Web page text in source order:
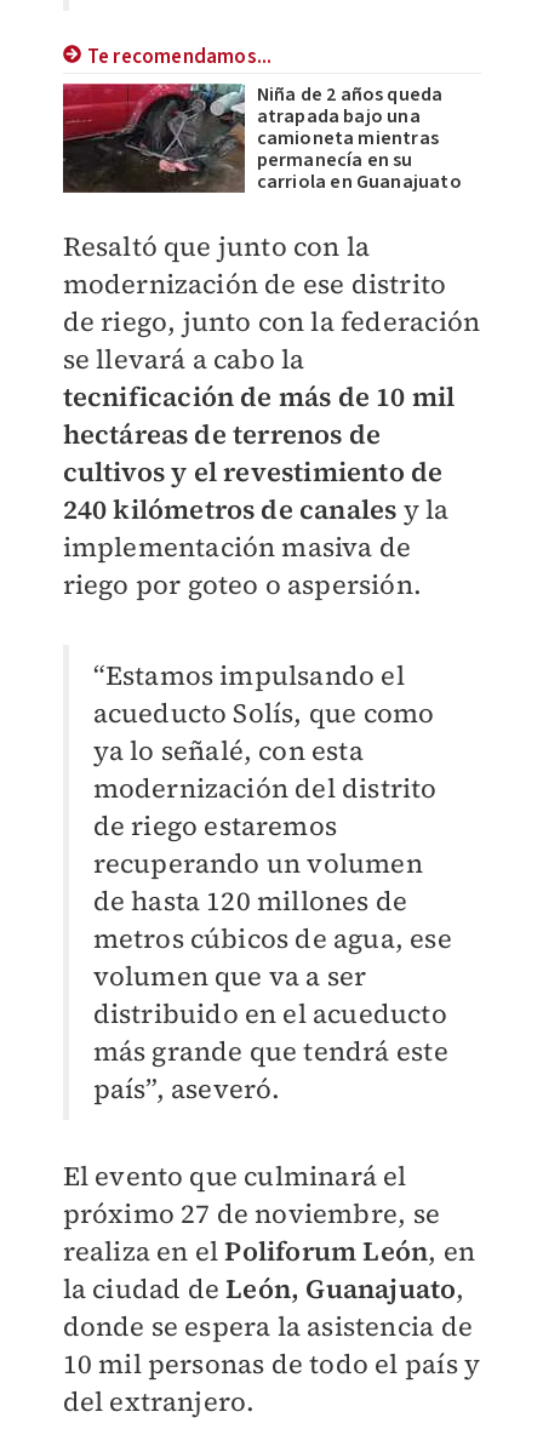
Te recomendamos...
Niña de 2 años queda
atrapada bajo una
camioneta mientras
permanecía en su
carriola en Guanajuato
Resaltó que junto con la
modernización de ese distrito
de riego, junto con la federación
se llevará a cabo la
tecnificación de más de 10 mil
hectáreas de terrenos de
cultivos y el revestimiento de
240 kilómetros de canales y la
implementación masiva de
riego por goteo o aspersión.
“Estamos impulsando el
acueducto Solís, que como
ya lo señalé, con esta
modernización del distrito
de riego estaremos
recuperando un volumen
de hasta 120 millones de
metros cúbicos de agua, ese
volumen que va a ser
distribuido en el acueducto
más grande que tendrá este
país”, aseveró.
El evento que culminará el
próximo 27 de noviembre, se
realiza en elPoliforum León, en
la ciudad deLeón, Guanajuato,
donde se espera la asistencia de
10 mil personas de todo el país y
del extranjero.